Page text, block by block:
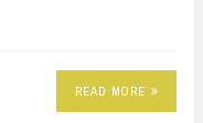
READ MORE